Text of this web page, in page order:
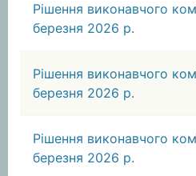
Рішення виконавчого
березня 2026 р.
Рішення виконавчого
березня 2026 р.
Рішення виконавчого
березня 2026 р.